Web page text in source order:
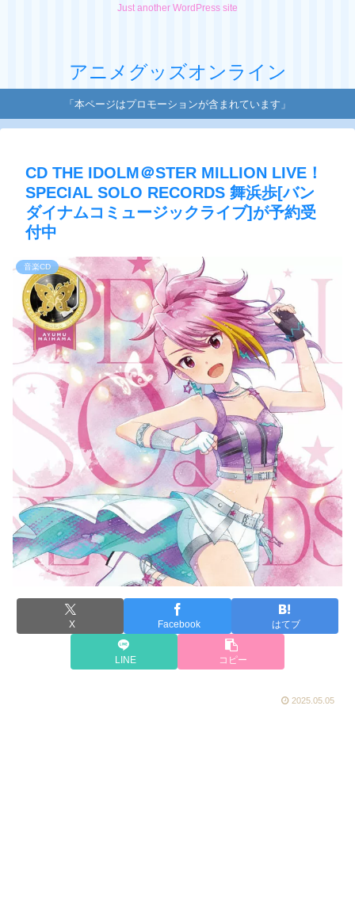
Just another WordPress site
アニメグッズオンライン
「本ページはプロモーションが含まれています」
CD THE IDOLM＠STER MILLION LIVE！
SPECIAL SOLO RECORDS 舞浜歩[バン
ダイナムコミュージックライブ]が予約受
付中
音楽CD
X Facebook はてブ
LINE コピー
2025.05.05